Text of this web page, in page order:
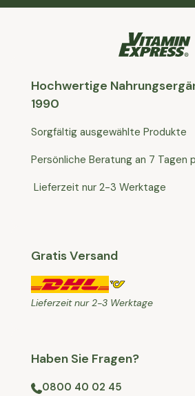
Hochwertige
1990
Sorgfältig ausgewählte Produkte
Persönliche Beratung an 7 Tagen
Lieferzeit nur 2-3 Werktage
Gratis Versand
Lieferzeit nur 2-3 Werktage
Haben Sie Fragen?
0800 40 02 45